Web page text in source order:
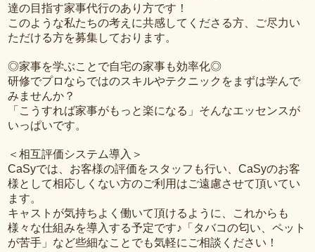
達の目指す家事代行のあり方です！
このような私たちの考えに共感してくださる方、ご尽力い
ただける方を募集しております。
◎家事を学ぶことで自宅の家事も効率化◎
研修でプロならではのスキルやテクニックをまずは学んで
みませんか？
「こうすれば家事がもっと楽になる」そんなエッセンスが
いっぱいです。
＜相互評価システム導入＞
CaSyでは、お客様の評価をスタッフも行い、CaSyのお客
様として相応しくない方のご利用はご遠慮させて頂いてい
ます。
キャストが気持ちよく働いて頂けるように、これからも
様々な仕組みを導入する予定です♪「タバコの匂い、ペット
が苦手」など些細なことでも気軽にご相談ください！